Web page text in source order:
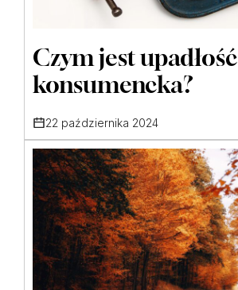
Czym jest upadłość
konsumencka?
22 października 2024